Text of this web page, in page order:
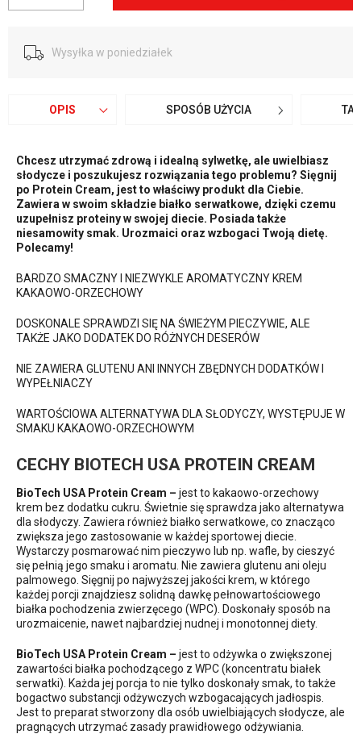
Wysyłka w poniedziałek
OPIS SPOSÓB UŻYCIA
Chcesz utrzymać zdrową i idealną sylwetkę, ale uwielbiasz
słodycze i poszukujesz rozwiązania tego problemu? Sięgnij
po Protein Cream, jest to właściwy produkt dla Ciebie.
Zawiera w swoim składzie białko serwatkowe, dzięki czemu
uzupełnisz proteiny w swojej diecie. Posiada także
niesamowity smak. Urozmaici oraz wzbogaci Twoją dietę.
Polecamy!
BARDZO SMACZNY I NIEZWYKLE AROMATYCZNY KREM
KAKAOWO-ORZECHOWY
DOSKONALE SPRAWDZI SIĘ NA ŚWIEŻYM PIECZYWIE, ALE
TAKŻE JAKO DODATEK DO RÓŻNYCH DESERÓW
NIE ZAWIERA GLUTENU ANI INNYCH ZBĘDNYCH DODATKÓW I
WYPEŁNIACZY
WARTOŚCIOWA ALTERNATYWA DLA SŁODYCZY, WYSTĘPUJE W
SMAKU KAKAOWO-ORZECHOWYM
CECHY BIOTECH USA PROTEIN CREAM
BioTech USA Protein Cream – jest to kakaowo-orzechowy
krem bez dodatku cukru. Świetnie się sprawdza jako alternatywa
dla słodyczy. Zawiera również białko serwatkowe, co znacząco
zwiększa jego zastosowanie w każdej sportowej diecie.
Wystarczy posmarować nim pieczywo lub np. wafle, by cieszyć
się pełnią jego smaku i aromatu. Nie zawiera glutenu ani oleju
palmowego. Sięgnij po najwyższej jakości krem, w którego
każdej porcji znajdziesz solidną dawkę pełnowartościowego
białka pochodzenia zwierzęcego (WPC). Doskonały sposób na
urozmaicenie, nawet najbardziej nudnej i monotonnej diety.
BioTech USA Protein Cream – jest to odżywka o zwiększonej
zawartości białka pochodzącego z WPC (koncentratu białek
serwatki). Każda jej porcja to nie tylko doskonały smak, to także
bogactwo substancji odżywczych wzbogacających jadłospis.
Jest to preparat stworzony dla osób uwielbiających słodycze, ale
pragnących utrzymać zasady prawidłowego odżywiania.